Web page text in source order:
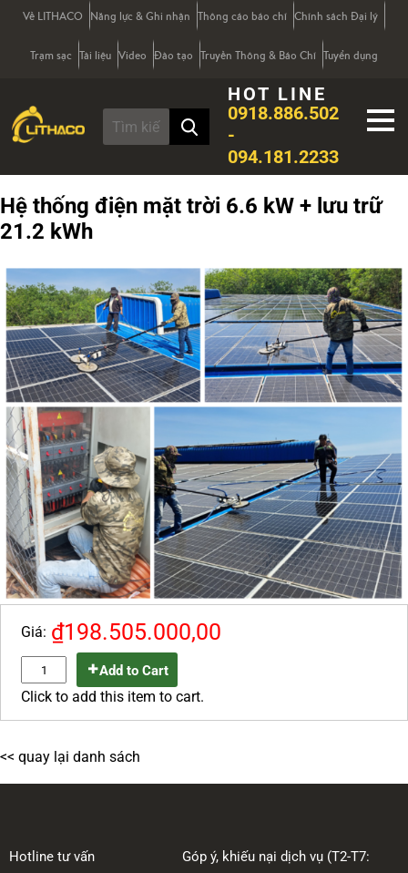
Về LITHACO Năng lực & Ghi nhận Thông cáo báo chí Chính sách Đại lý
Trạm sạc Tài liệu Video Đào tạo Truyền Thông & Báo Chí Tuyển dụng
HOT LINE
0918.886.502
-
094.181.2233
Hệ thống điện mặt trời 6.6 kW + lưu trữ
21.2 kWh
Giá: ₫198.505.000,00
Add to Cart
Click to add this item to cart.
<< quay lại danh sách
Hotline tư vấn
Góp ý, khiếu nại dịch vụ (T2-T7: